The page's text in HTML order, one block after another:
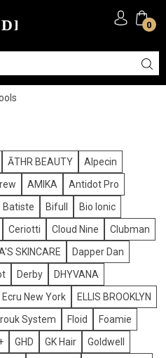
0
ĀTHR BEAUTY
Alpecin
AMIKA
Antidot Pro
Batiste Bifull
Bio Ionic
Ceriotti Cloud Nine
Clubman
SKINCARE
Dapper Dan
Derby
DHYVANA
Ecru New York
ELLIS BROOKLYN
System Floid
Foamie
GHD GK Hair
Goldwell